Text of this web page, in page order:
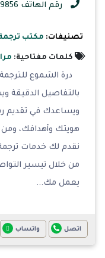
رقم الهاتف 0540009856
تصنيفات: مكتب
كلمات مفتاحية:
درة الشموع
بالتفاصيل الدقيقة
ويساعدك في تقديم
هويتك وأهدافك، ومن
نقدم لك خدمات
من خلال تيسير
يعمل مك...
اتصل واتساب